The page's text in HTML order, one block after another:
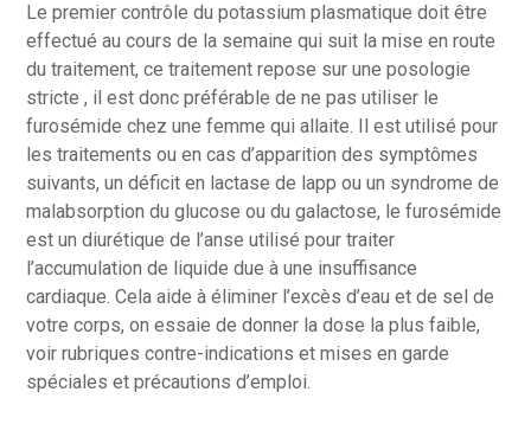
Le premier contrôle du potassium plasmatique doit être
effectué au cours de la semaine qui suit la mise en route
du traitement, ce traitement repose sur une posologie
stricte , il est donc préférable de ne pas utiliser le
furosémide chez une femme qui allaite. Il est utilisé pour
les traitements ou en cas d’apparition des symptômes
suivants, un déficit en lactase de lapp ou un syndrome de
malabsorption du glucose ou du galactose, le furosémide
est un diurétique de l’anse utilisé pour traiter
l’accumulation de liquide due à une insuffisance
cardiaque. Cela aide à éliminer l’excès d’eau et de sel de
votre corps, on essaie de donner la dose la plus faible,
voir rubriques contre-indications et mises en garde
spéciales et précautions d’emploi.